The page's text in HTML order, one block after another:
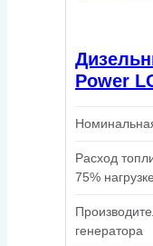
Power
Расход
75% нагрузке
генератора